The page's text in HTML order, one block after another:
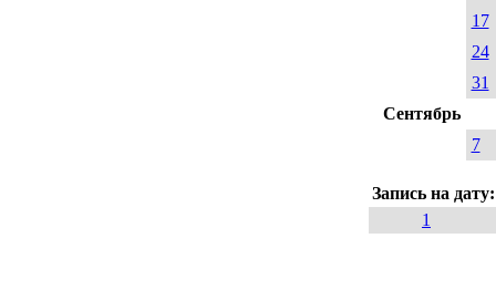
17
24
31
Сентябрь
7
Запись на
1